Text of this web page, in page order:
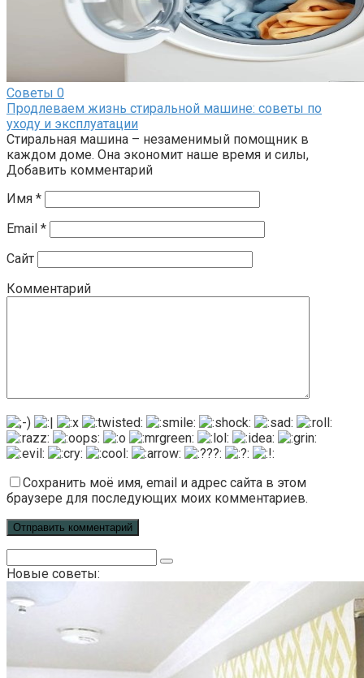
Советы 0
Продлеваем жизнь стиральной машине: советы по
уходу и эксплуатации
Стиральная машина – незаменимый помощник в
каждом доме. Она экономит наше время и силы,
Добавить комментарий
Имя *
Email *
Сайт
Комментарий
Сохранить моё имя, email и адрес сайта в этом
браузере для последующих моих комментариев.
Новые советы: